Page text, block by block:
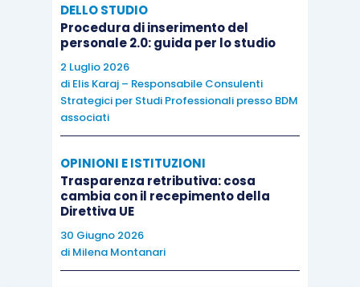
DELLO STUDIO
Procedura di inserimento del
personale 2.0: guida per lo studio
2 Luglio 2026
di Elis Karaj – Responsabile Consulenti
Strategici per Studi Professionali presso BDM
associati
OPINIONI E ISTITUZIONI
Trasparenza retributiva: cosa
cambia con il recepimento della
Direttiva UE
30 Giugno 2026
di Milena Montanari